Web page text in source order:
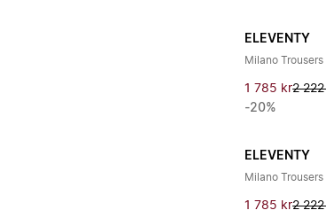
ELEVENTY
Milano Trousers
1 785 kr2
-20%
ELEVENTY
Milano Trousers
1 785 kr2